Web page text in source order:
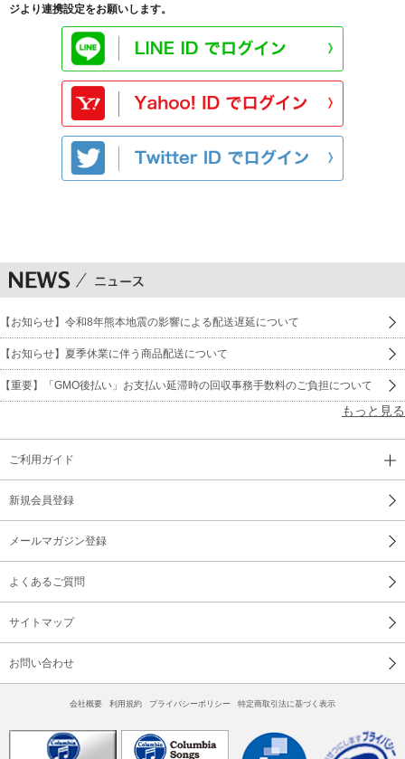
ジより連携設定をお願いします。
【お知らせ】令和8年熊本地震の影響による配送遅延について
【お知らせ】夏季休業に伴う商品配送について
【重要】「GMO後払い」お支払い延滞時の回収事務手数料のご負担について
もっと見る
ご利用ガイド
新規会員登録
メールマガジン登録
よくあるご質問
サイトマップ
お問い合わせ
会社概要 利用規約 プライバシーポリシー 特定商取引法に基づく表示